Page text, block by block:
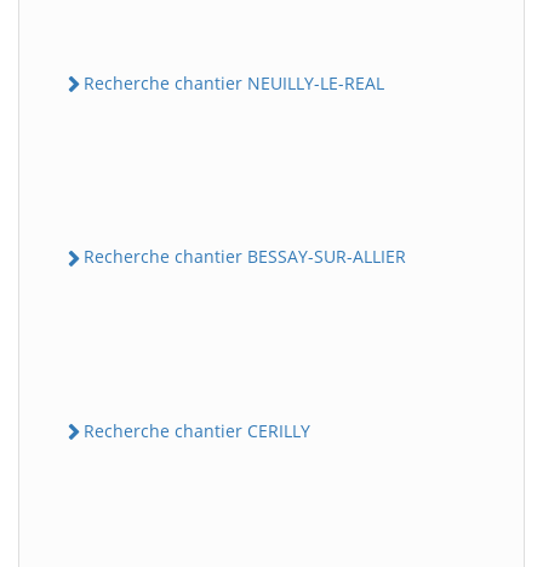
Recherche chantier NEUILLY-LE-REAL
Recherche chantier BESSAY-SUR-ALLIER
Recherche chantier CERILLY